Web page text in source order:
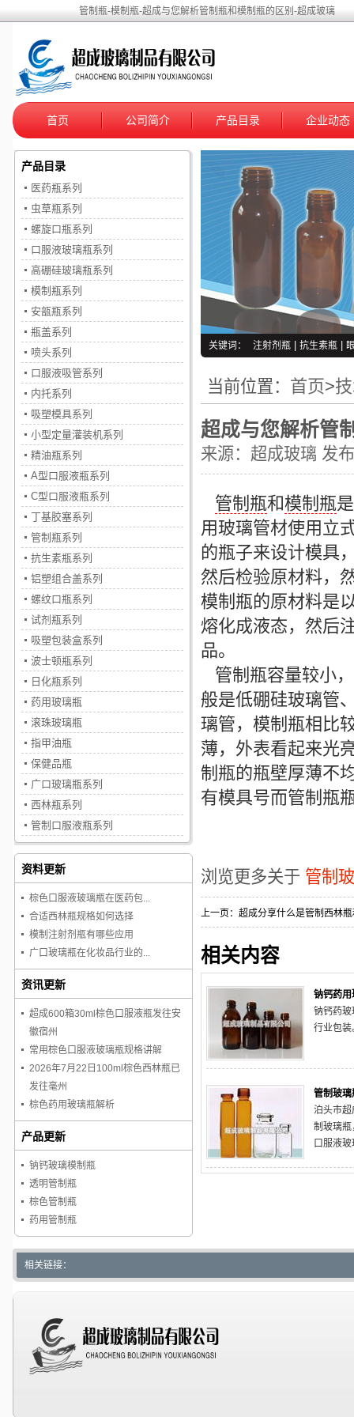
管制瓶-模制瓶-超成与您解析管制瓶和模制瓶的区别-超成玻璃
首页 公司简介 产品目录 企业动态
关键词： 注射剂瓶 抗生素瓶
当前位置： 首页>
超成与您解析管
来源： 超成玻璃 发
管制瓶和模制瓶
用玻璃管材使用立
的瓶子来设计模具
然后检验原材料，
模制瓶的原材料是
熔化成液态，然后
品。
管制瓶容量较小
般是低硼硅玻璃管
璃管， 模制瓶相比
薄，外表看起来光
制瓶的瓶壁厚薄不
有模具号而管制瓶
浏览更多关于 管制
上一页： 超成分享什么是管制西林
相关内容
钠钙药用
钠钙药玻
行业包装
管制玻璃
泊头市超
制玻璃瓶
口服液
针剂塑料
产品目录
医药瓶系列
虫草瓶系列
螺旋口瓶系列
口服液玻璃瓶系列
高硼硅玻璃瓶系列
模制瓶系列
安瓿瓶系列
瓶盖系列
喷头系列
口服液吸管系列
内托系列
吸塑模具系列
小型定量灌装机系列
精油瓶系列
A型口服液瓶系列
C型口服液瓶系列
丁基胶塞系列
管制瓶系列
抗生素瓶系列
铝塑组合盖系列
螺纹口瓶系列
试剂瓶系列
吸塑包装盒系列
波士顿瓶系列
日化瓶系列
药用玻璃瓶
滚珠玻璃瓶
指甲油瓶
保健品瓶
广口玻璃瓶系列
西林瓶系列
管制口服液瓶系列
资料更新
棕色口服液玻璃瓶在医药包...
合适西林瓶规格如何选择
模制注射剂瓶有哪些应用
广口玻璃瓶在化妆品行业的...
资讯更新
超成600箱30ml棕色口服液瓶发往安
徽宿州
常用棕色口服液玻璃瓶规格讲解
2026年7月22日100ml棕色西林瓶已
发往毫州
棕色药用玻璃瓶解析
产品更新
钠钙玻璃模制瓶
透明管制瓶
棕色管制瓶
药用管制瓶
相关链接：